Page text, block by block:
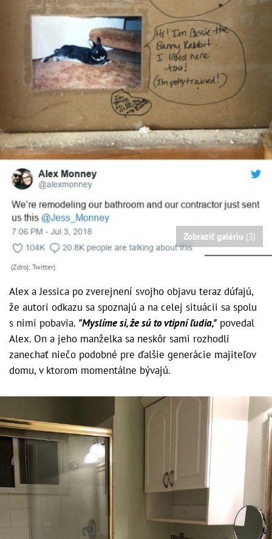
Zobraziť galériu (3)
(Zdroj: Twitter)
Alex a Jessica po zverejnení svojho objavu teraz dúfajú,
že autori odkazu sa spoznajú a na celej situácii sa spolu
s nimi pobavia. "Myslíme si, že sú to vtipní ľudia," povedal
Alex. On a jeho manželka sa neskôr sami rozhodli
zanechať niečo podobné pre ďalšie generácie majiteľov
domu, v ktorom momentálne bývajú.